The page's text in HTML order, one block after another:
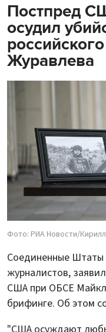
Постпред
осудил
Журавлева
Фото: РИА Новости/
Соединенные
журналистов,
США при ОБСЕ Майкл
брифинге. Об этом